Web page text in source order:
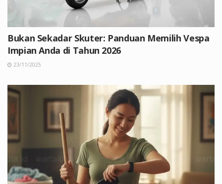
Bukan Sekadar Skuter: Panduan Memilih Vespa
Impian Anda di Tahun 2026
23/11/2025